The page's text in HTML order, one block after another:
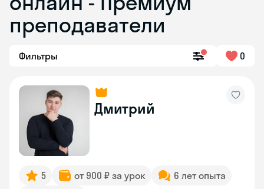
преподаватели
Фильтры 0
Дмитрий
5 от 900 ₽ за урок
6 лет опыта